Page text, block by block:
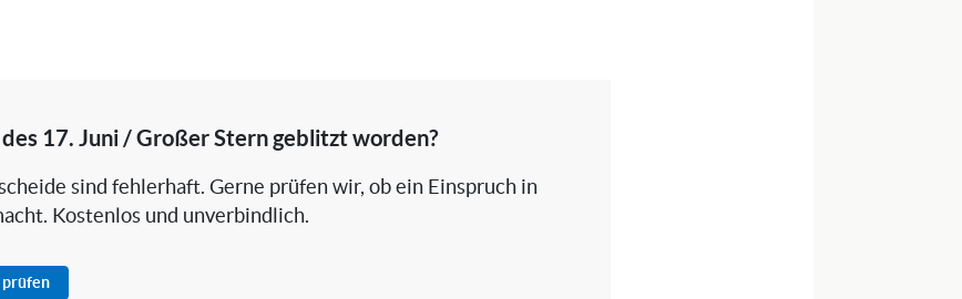
17. Juni / Großer Stern geblitzt worden?
sind fehlerhaft. Gerne prüfen wir, ob ein Einspruch in
Kostenlos und unverbindlich.
prüfen